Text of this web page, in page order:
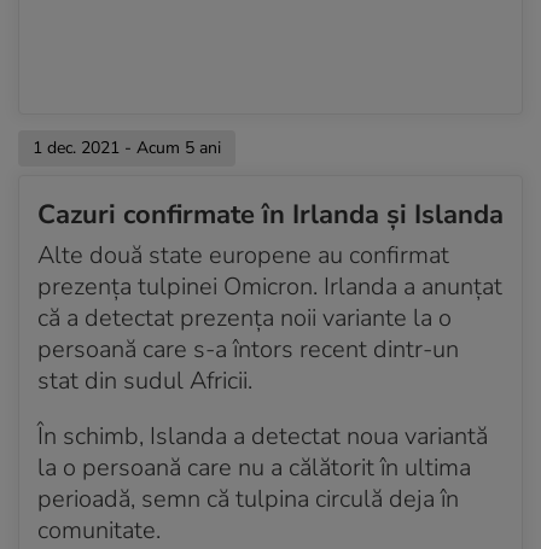
1 dec. 2021 - Acum 5 ani
Cazuri confirmate în Irlanda și Islanda
Alte două state europene au confirmat
prezența tulpinei Omicron. Irlanda a anunțat
că a detectat prezența noii variante la o
persoană care s-a întors recent dintr-un
stat din sudul Africii.
În schimb, Islanda a detectat noua variantă
la o persoană care nu a călătorit în ultima
perioadă, semn că tulpina circulă deja în
comunitate.